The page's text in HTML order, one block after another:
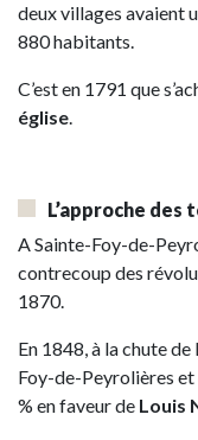
deux villages avaient
880 habitants.
C’est en 1791 que
église.
L’approche des
A Sainte-Foy-de-
contrecoup des
1870.
En 1848, à la chute
Foy-de-Peyrolières
% en faveur de Louis